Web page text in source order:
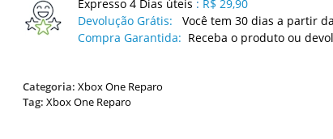
Expresso 4 Dias úteis : R$ 29,90
Devolução Grátis:
Você tem 30 dias a partir
Compra Garantida: Receba o produto ou
Categoria: Xbox One Reparo
Tag: Xbox One Reparo